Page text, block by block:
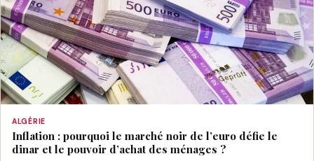
ALGÉRIE
Inflation : pourquoi le marché noir de l’euro défie le
dinar et le pouvoir d’achat des ménages ?